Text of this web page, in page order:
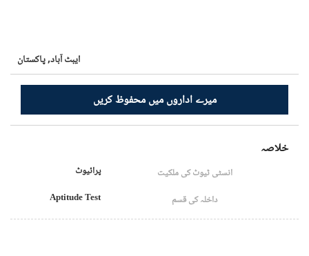
ایبٹ آباد,پاکستان
میرے اداروں میں محفوظ کریں
خلاصہ
انسٹی ٹیوٹ کی ملکیت
پرائیوٹ
داخلہ کی قسم
Aptitude Test